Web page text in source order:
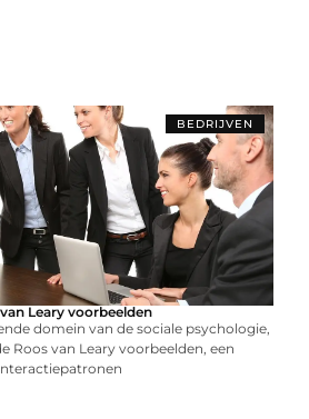
BEDRIJVEN
Leary voorbeelden
domein van de sociale psychologie,
Roos van Leary voorbeelden, een